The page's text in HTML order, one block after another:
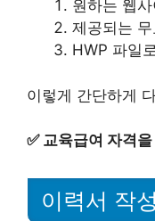
원하는 웹
제공되는
HWP 파일
이렇게 간단하게
✅ 교육급여 자격
이력서 작